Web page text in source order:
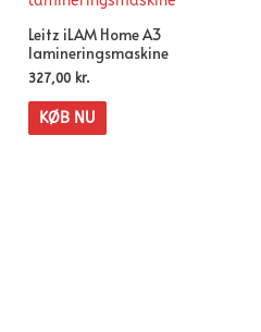
Leitz iLAM Home A3
lamineringsmaskine
327,00 kr.
KØB NU